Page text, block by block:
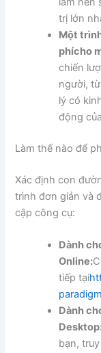
trị lớn
Một
phícho
chiến
người,
lý có
động
Làm thế nào để
Xác định con
trình đơn giản và
cập công cụ:
Dành
Online:
tiếp tại
Dành
bạn,